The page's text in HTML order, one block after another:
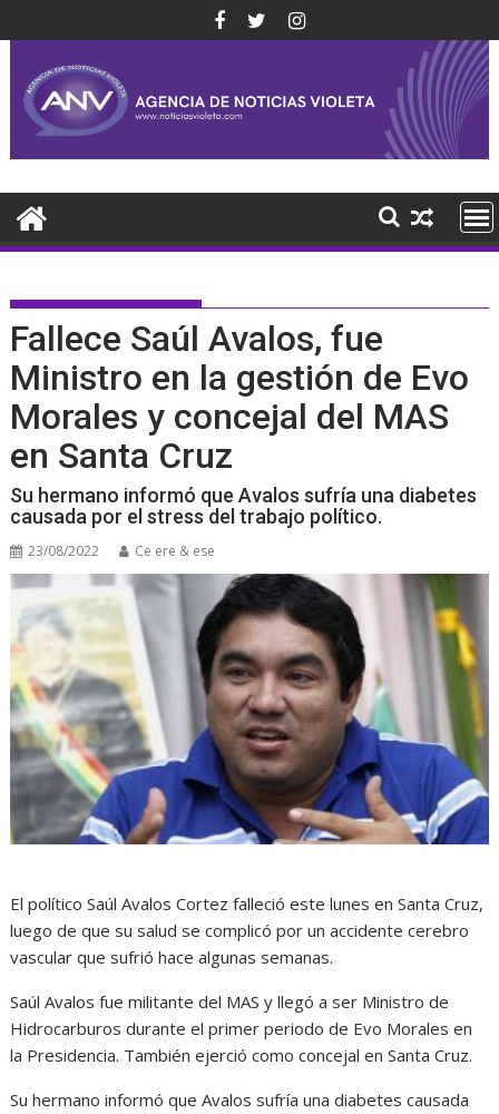
al
contenido
Fallece Saúl Avalos, fue
Ministro en la gestión de Evo
Morales y concejal del MAS
en Santa Cruz
Su hermano informó que Avalos sufría una diabetes
causada por el stress del trabajo político.
23/08/2022 Ce ere & ese
El político Saúl Avalos Cortez falleció este lunes en Santa Cruz,
luego de que su salud se complicó por un accidente cerebro
vascular que sufrió hace algunas semanas.
Saúl Avalos fue militante del MAS y llegó a ser Ministro de
Hidrocarburos durante el primer periodo de Evo Morales en
la Presidencia. También ejerció como concejal en Santa Cruz.
Su hermano informó que Avalos sufría una diabetes causada